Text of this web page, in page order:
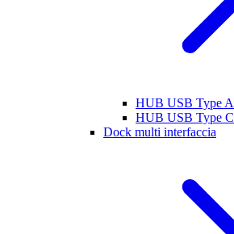
HUB USB Type A
HUB USB Type C
Dock multi interfaccia